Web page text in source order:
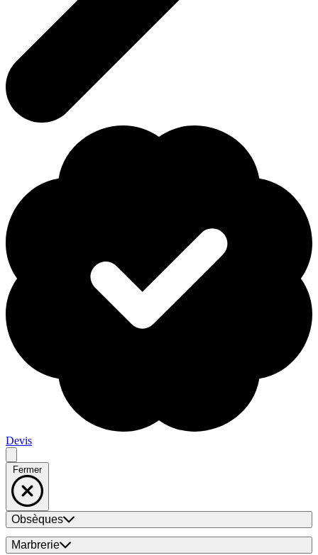
Devis
Fermer
Obsèques
Marbrerie